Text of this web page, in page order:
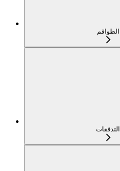
الطواقم
التدفقات